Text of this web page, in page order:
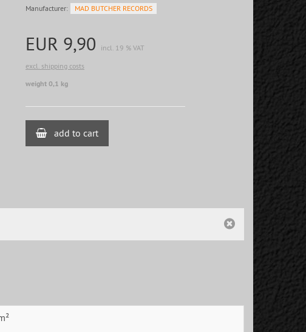
Manufacturer: MAD BUTCHER RECORDS
EUR 9,90
incl. 19 % VAT
excl. shipping costs
weight 0,1 kg
add to cart